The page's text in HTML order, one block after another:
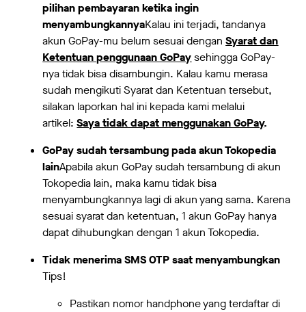
pilihan pembayaran ketika ingin
menyambungkannyaKalau ini terjadi, tandanya
akun GoPay-mu belum sesuai denganSyarat dan
Ketentuan penggunaan GoPaysehingga GoPay-
nya tidak bisa disambungin. Kalau kamu merasa
sudah mengikuti Syarat dan Ketentuan tersebut,
silakan laporkan hal ini kepada kami melalui
artikel:Saya tidak dapat menggunakan GoPay.
GoPay sudah tersambung pada akun Tokopedia
lainApabila akun GoPay sudah tersambung di akun
Tokopedia lain, maka kamu tidak bisa
menyambungkannya lagi di akun yang sama. Karena
sesuai syarat dan ketentuan, 1 akun GoPay hanya
dapat dihubungkan dengan 1 akun Tokopedia.
Tidak menerima SMS OTP saat menyambungkan
Tips!
Pastikan nomor handphone yang terdaftar di